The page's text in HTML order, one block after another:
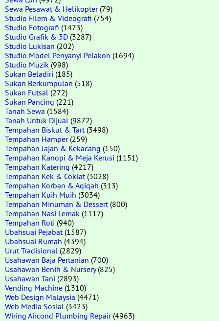
Sewa Pesawat & Helikopter(79)
Studio Filem & Videografi (754)
Studio Fotografi (1473)
Studio Grafik & 3D (3287)
Studio Lukisan (202)
Studio Model Penyanyi Pelakon (1694)
Studio Muzik (998)
Sukan Beladiri (185)
Sukan Berkumpulan (518)
Sukan Futsal (272)
Sukan Pancing (221)
Tanah Sewa (1584)
Tanah Untuk Dijual (9872)
Tempahan Biskut & Tart (3498)
Tempahan Hamper(259)
Tempahan Jajan & Kekacang (150)
Tempahan Kanopi & Meja Kerusi (1151)
Tempahan Katering (4217)
Tempahan Kek & Coklat (3028)
Tempahan Korban & Aqiqah (313)
Tempahan Kuih Muih (3034)
Tempahan Minuman & Dessert (800)
Tempahan Nasi Lemak (1117)
Tempahan Roti (940)
Ubahsuai Pejabat (1587)
Ubahsuai Rumah (4394)
Urut Tradisional (2829)
Usahawan Baja Pertanian (700)
Usahawan Benih & Nursery(825)
Usahawan Tani (2893)
Vending Machine (1310)
Web Design Malaysia (4471)
Web Media Sosial (3423)
Wiring Aircond Plumbing Repair(4963)